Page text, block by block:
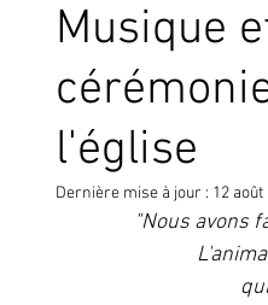
Musique
l'église
Dernière mise à jour : 12 août
"Nous avons